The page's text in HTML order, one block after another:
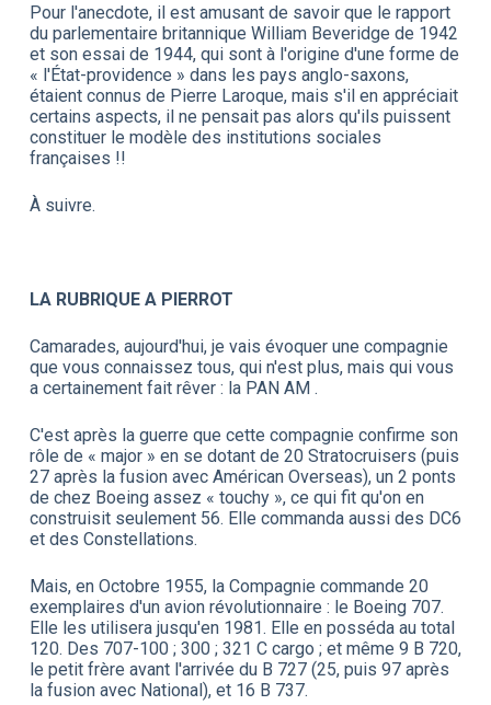
Pour l'anecdote, il est amusant de savoir que le rapport
du parlementaire britannique William Beveridge de 1942
et son essai de 1944, qui sont à l'origine d'une forme de
« l'État-providence » dans les pays anglo-saxons,
étaient connus de Pierre Laroque, mais s'il en appréciait
certains aspects, il ne pensait pas alors qu'ils puissent
constituer le modèle des institutions sociales
françaises !!
À suivre.
LA RUBRIQUE A PIERROT
Camarades, aujourd'hui, je vais évoquer une compagnie
que vous connaissez tous, qui n'est plus, mais qui vous
a certainement fait rêver : la PAN AM .
C'est après la guerre que cette compagnie confirme son
rôle de « major » en se dotant de 20 Stratocruisers (puis
27 après la fusion avec Américan Overseas), un 2 ponts
de chez Boeing assez « touchy », ce qui fit qu'on en
construisit seulement 56. Elle commanda aussi des DC6
et des Constellations.
Mais, en Octobre 1955, la Compagnie commande 20
exemplaires d'un avion révolutionnaire : le Boeing 707.
Elle les utilisera jusqu'en 1981. Elle en posséda au total
120. Des 707-100 ; 300 ; 321 C cargo ; et même 9 B 720,
le petit frère avant l'arrivée du B 727 (25, puis 97 après
la fusion avec National), et 16 B 737.